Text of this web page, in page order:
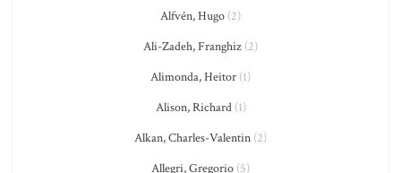
Alfvén, Hugo (2)
Ali-Zadeh, Franghiz (2)
Alimonda, Heitor (1)
Alison, Richard(1)
Alkan, Charles-Valentin (2)
Allegri, Gregorio (5)